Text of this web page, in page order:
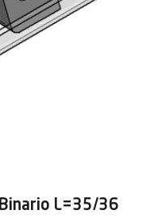
L=35/36